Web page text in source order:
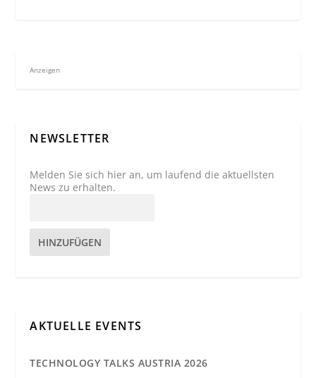
Anzeigen
NEWSLETTER
Melden Sie sich hier an, um laufend die aktuellsten
News zu erhalten.
HINZUFÜGEN
AKTUELLE EVENTS
TECHNOLOGY TALKS AUSTRIA 2026